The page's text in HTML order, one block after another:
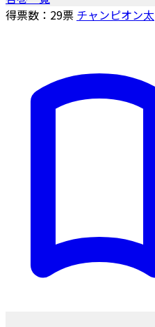
得票数： 29票 チャンピオン太